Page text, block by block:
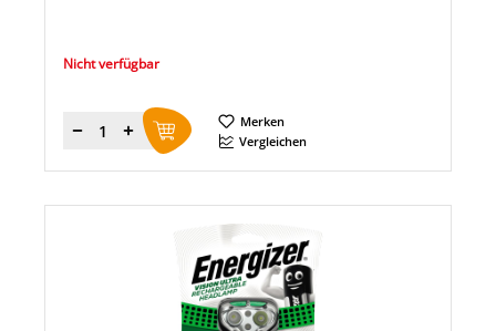
Nicht verfügbar
Menge
Merken
Vergleichen